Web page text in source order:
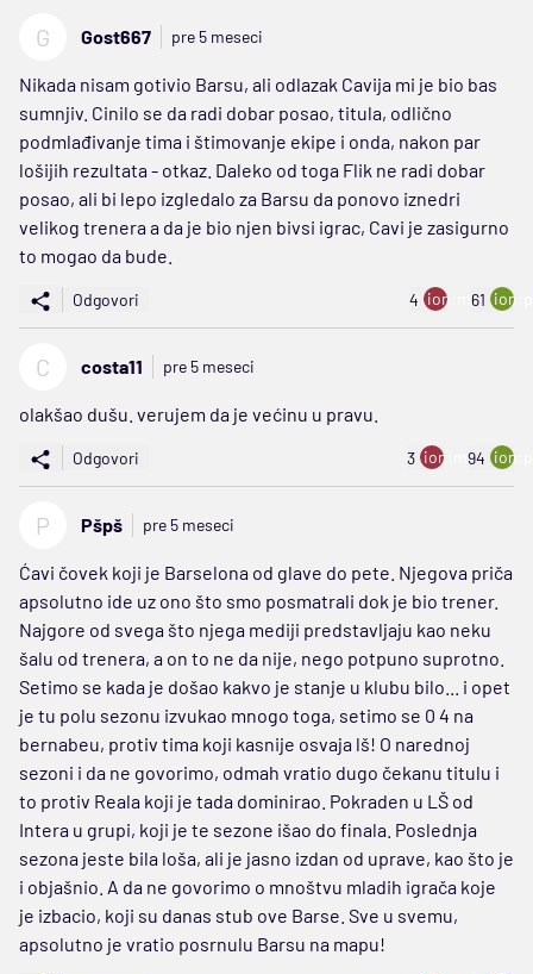
G Gost667 pre 5 meseci
Nikada nisam gotivio Barsu, ali odlazak Cavija mi je bio bas
sumnjiv. Cinilo se da radi dobar posao, titula, odlično
podmlađivanje tima i štimovanje ekipe i onda, nakon par
lošijih rezultata - otkaz. Daleko od toga Flik ne radi dobar
posao, ali bi lepo izgledalo za Barsu da ponovo iznedri
velikog trenera a da je bio njen bivsi igrac, Cavi je zasigurno
to mogao da bude.
Odgovori 4 ion:minus
61
C costa11 pre 5 meseci
olakšao dušu. verujem da je većinu u pravu.
Odgovori 3 ion:minus
94
P Pšpš pre 5 meseci
Ćavi čovek koji je Barselona od glave do pete. Njegova priča
apsolutno ide uz ono što smo posmatrali dok je bio trener.
Najgore od svega što njega mediji predstavljaju kao neku
šalu od trenera, a on to ne da nije, nego potpuno suprotno.
Setimo se kada je došao kakvo je stanje u klubu bilo... i opet
je tu polu sezonu izvukao mnogo toga, setimo se 0 4 na
bernabeu, protiv tima koji kasnije osvaja lš! O narednoj
sezoni i da ne govorimo, odmah vratio dugo čekanu titulu i
to protiv Reala koji je tada dominirao. Pokraden u LŠ od
Intera u grupi, koji je te sezone išao do finala. Poslednja
sezona jeste bila loša, ali je jasno izdan od uprave, kao što je
i objašnio. A da ne govorimo o mnoštvu mladih igrača koje
je izbacio, koji su danas stub ove Barse. Sve u svemu,
apsolutno je vratio posrnulu Barsu na mapu!